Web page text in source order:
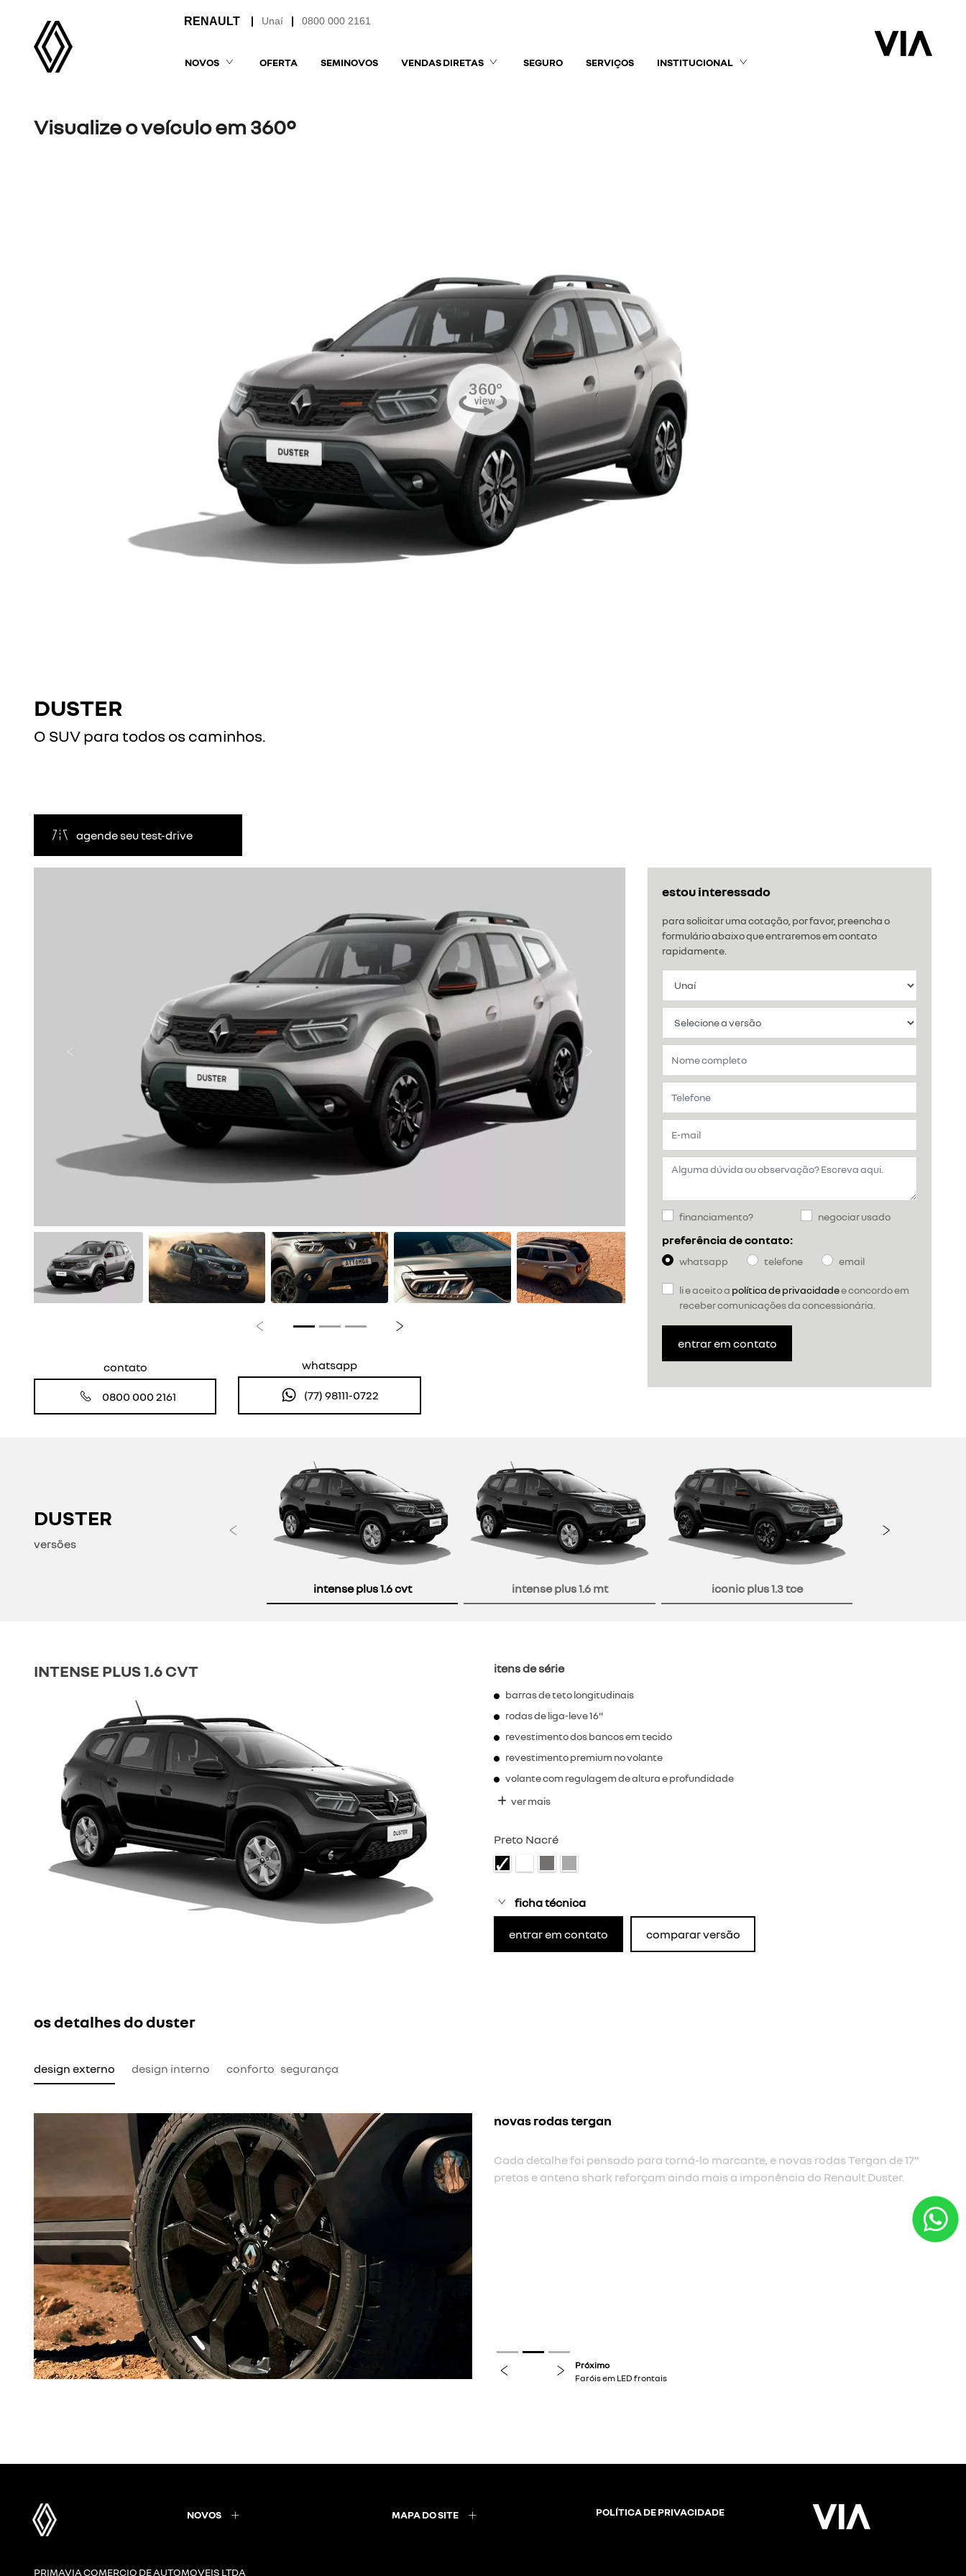
0800 000 2161
Unaí
NOVOS OFERTA SEMINOVOS VENDAS DIRETAS SEGURO SERVIÇOS INSTITUCIONAL
Visualize o veículo em 360°
DUSTER
O SUV para todos os caminhos.
agende seu test-drive
estou interessado
para solicitar uma cotação, por favor, preencha o
formulário abaixo que entraremos em contato
rapidamente.
financiamento? negociar usado
preferência de contato:
whatsapp telefone email
li e aceito a política de privacidadee concordo em
receber comunicações da concessionária.
entrar em contato
Próximo
Anterior Próximo
contato
0800 000 2161
whatsapp
(77) 98111-0722
DUSTER
versões
intense plus 1.6 cvt intense plus 1.6 mt iconic plus 1.3 tce
Anterior
INTENSE PLUS 1.6 CVT itens de série
barras de teto longitudinais
rodas de liga-leve 16"
revestimento dos bancos em tecido
revestimento premium no volante
volante com regulagem de altura e profundidade
ver mais
Preto Nacré
ficha técnica
entrar em contato comparar versão
os detalhes do duster
design externo design interno conforto segurança
novas rodas tergan
Cada detalhe foi pensado para torná-lo marcante, e novas rodas Tergan de 17”
pretas e antena shark reforçam ainda mais a imponência do Renault Duster.
Próximo
Faróis em LED frontais
previous next
NOVOS MAPA DO SITE POLÍTICA DE PRIVACIDADE
PRIMAVIA COMERCIO DE AUTOMOVEIS LTDA